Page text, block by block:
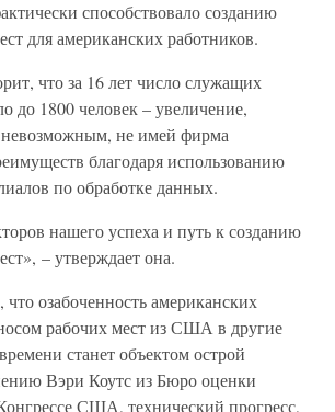
способствовало созданию
для американских работников.
что за 16 лет число служащих
до 1800 человек – увеличение,
не имей фирма
благодаря использованию
по обработке данных.
нашего успеха и путь к созданию
– утверждает она.
озабоченность американских
рабочих мест из США в другие
станет объектом острой
Вэри Коутс из Бюро оценки
США, технический прогресс,